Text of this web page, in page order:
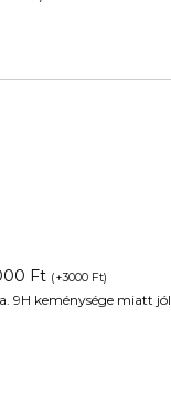
Ft (+3000 Ft)
9H keménysége miatt jól